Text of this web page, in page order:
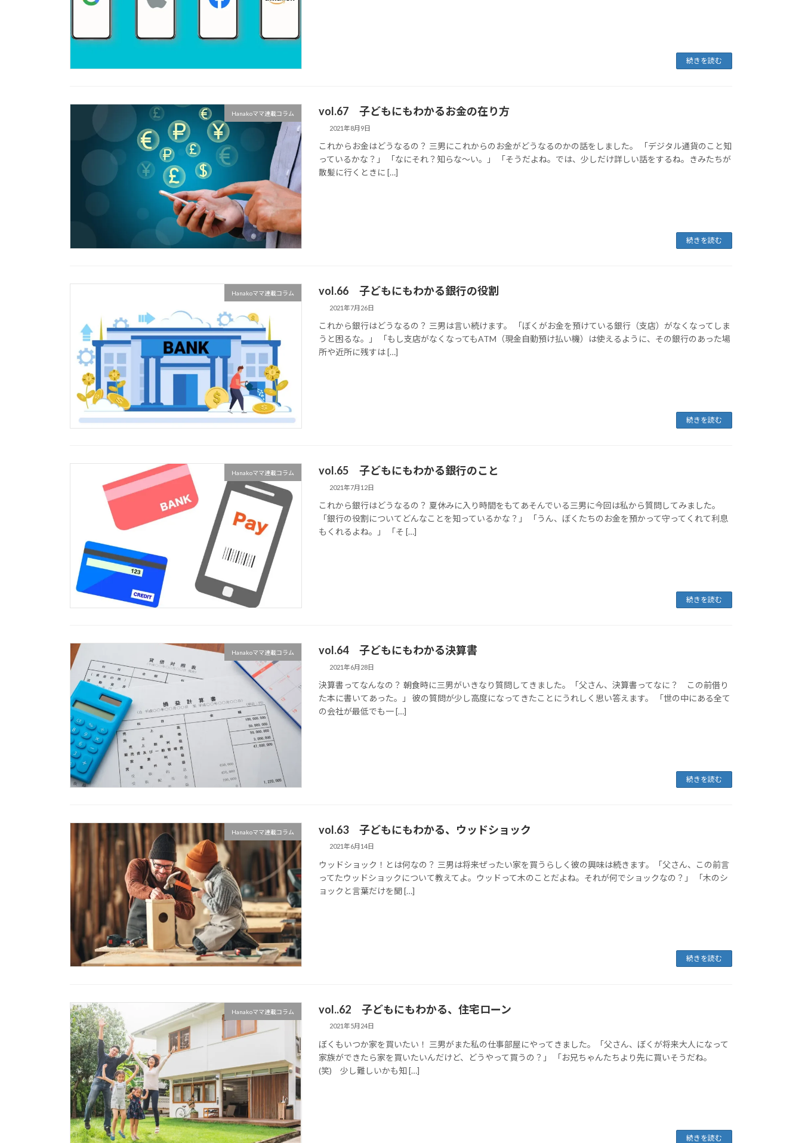
続きを読む
Hanakoママ連載コラム vol.67 子どもにもわかるお金の在り方
2021年8月9日
これからお金はどうなるの？ 三男にこれからのお金がどうなるのかの話をしました。 「デジタル通貨のこと知
っているかな？」 「なにそれ？知らな～い。」 「そうだよね。では、少しだけ詳しい話をするね。きみたちが
散髪に行くときに […]
続きを読む
Hanakoママ連載コラム vol.66 子どもにもわかる銀行の役割
2021年7月26日
これから銀行はどうなるの？ 三男は言い続けます。 「ぼくがお金を預けている銀行（支店）がなくなってしま
うと困るな。」 「もし支店がなくなってもATM（現金自動預け払い機）は使えるように、その銀行のあった場
所や近所に残すは […]
続きを読む
Hanakoママ連載コラム vol.65 子どもにもわかる銀行のこと
2021年7月12日
これから銀行はどうなるの？ 夏休みに入り時間をもてあそんでいる三男に今回は私から質問してみました。
「銀行の役割についてどんなことを知っているかな？」 「うん、ぼくたちのお金を預かって守ってくれて利息
もくれるよね。」 「そ […]
続きを読む
Hanakoママ連載コラム vol.64 子どもにもわかる決算書
2021年6月28日
決算書ってなんなの？ 朝食時に三男がいきなり質問してきました。「父さん、決算書ってなに？ この前借り
た本に書いてあった。」 彼の質問が少し高度になってきたことにうれしく思い答えます。 「世の中にある全て
の会社が最低でも一 […]
続きを読む
Hanakoママ連載コラム vol.63 子どもにもわかる、ウッドショック
2021年6月14日
ウッドショック！とは何なの？ 三男は将来ぜったい家を買うらしく彼の興味は続きます。「父さん、この前言
ってたウッドショックについて教えてよ。ウッドって木のことだよね。それが何でショックなの？」 「木のシ
ョックと言葉だけを聞 […]
続きを読む
Hanakoママ連載コラム vol..62 子どもにもわかる、住宅ローン
2021年5月24日
ぼくもいつか家を買いたい！ 三男がまた私の仕事部屋にやってきました。「父さん、ぼくが将来大人になって
家族ができたら家を買いたいんだけど、どうやって買うの？」 「お兄ちゃんたちより先に買いそうだね。
(笑) 少し難しいかも知 […]
続きを読む